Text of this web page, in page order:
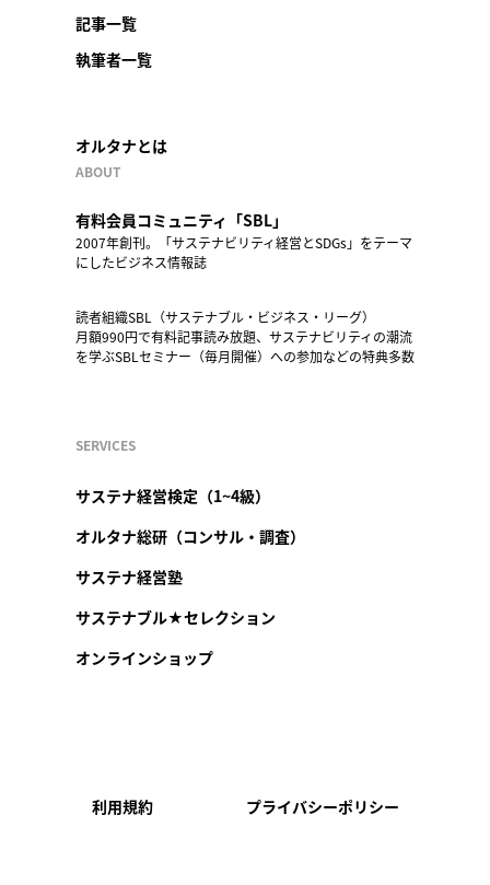
記事一覧
執筆者一覧
オルタナとは
ABOUT
有料会員コミュニティ「SBL」
2007年創刊。「サステナビリティ経営とSDGs」をテーマ
にしたビジネス情報誌
読者組織SBL（サステナブル・ビジネス・リーグ）
月額990円で有料記事読み放題、サステナビリティの潮流
を学ぶSBLセミナー（毎月開催）への参加などの特典多数
SERVICES
サステナ経営検定（1~4級）
オルタナ総研（コンサル・調査）
サステナ経営塾
サステナブル★セレクション
オンラインショップ
利用規約 プライバシーポリシー